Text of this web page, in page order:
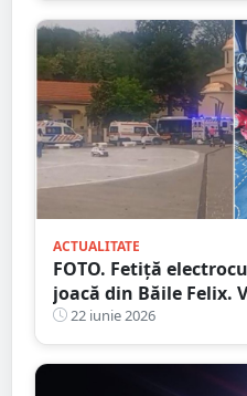
ACTUALITATE
FOTO. Fetiță
joacă din Băile Felix.
venit în ajutor.
spital
22 iunie 2026